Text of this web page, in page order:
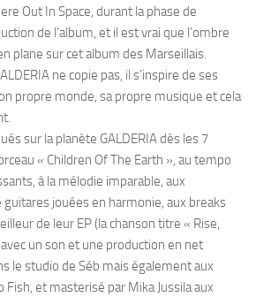
Out In Space, durant la phase de
de l’album, et il est vrai que l’ombre
plane sur cet album des Marseillais.
ne copie pas, il s’inspire de ses
propre monde, sa propre musique et cela
sur la planète GALDERIA dès les 7
« Children Of The Earth », au tempo
à la mélodie imparable, aux
jouées en harmonie, aux breaks
de leur EP (la chanson titre « Rise,
un son et une production en net
le studio de Séb mais également aux
Fish, et masterisé par Mika Jussila aux